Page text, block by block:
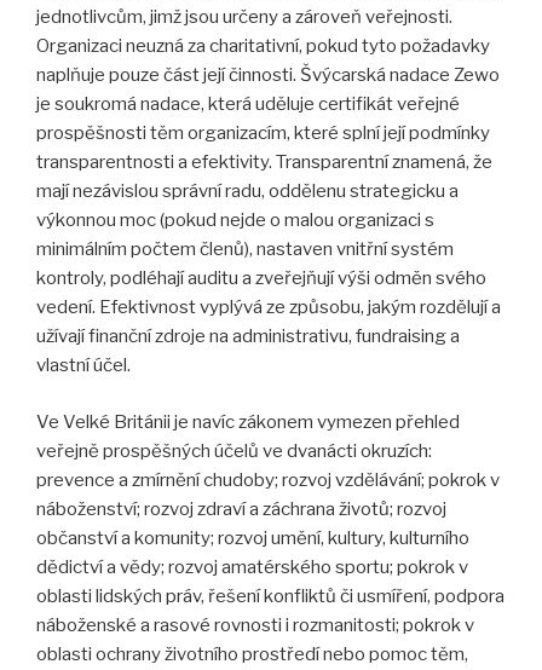
jednotlivcům, jimž jsou určeny a zároveň veřejnosti.
Organizaci neuzná za charitativní, pokud tyto požadavky
naplňuje pouze část její činnosti. Švýcarská nadace Zewo
je soukromá nadace, která uděluje certifikát veřejné
prospěšnosti těm organizacím, které splní její podmínky
transparentnosti a efektivity. Transparentní znamená, že
mají nezávislou správní radu, oddělenu strategicku a
výkonnou moc (pokud nejde o malou organizaci s
minimálním počtem členů), nastaven vnitřní systém
kontroly, podléhají auditu a zveřejňují výši odměn svého
vedení. Efektivnost vyplývá ze způsobu, jakým rozdělují a
užívají finanční zdroje na administrativu, fundraising a
vlastní účel.
Ve Velké Británii je navíc zákonem vymezen přehled
veřejně prospěšných účelů ve dvanácti okruzích:
prevence a zmírnění chudoby; rozvoj vzdělávání; pokrok v
náboženství; rozvoj zdraví a záchrana životů; rozvoj
občanství a komunity; rozvoj umění, kultury, kulturního
dědictví a vědy; rozvoj amatérského sportu; pokrok v
oblasti lidských práv, řešení konfliktů či usmíření, podpora
náboženské a rasové rovnosti i rozmanitosti; pokrok v
oblasti ochrany životního prostředí nebo pomoc těm,